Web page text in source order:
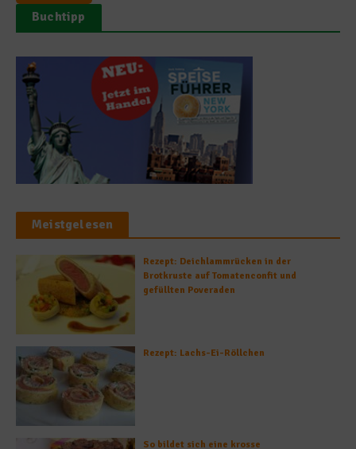
Buchtipp
Meistgelesen
Rezept: Deichlammrücken in der
Brotkruste auf Tomatenconfit und
gefüllten Poveraden
Rezept: Lachs-Ei-Röllchen
So bildet sich eine krosse